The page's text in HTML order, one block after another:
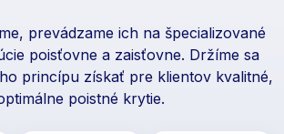
prevádzame ich na špecializované
poisťovne a zaisťovne. Držíme sa
princípu získať pre klientov kvalitné,
poistné krytie.